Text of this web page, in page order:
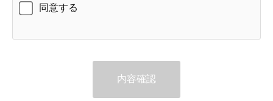
同意する
内容確認